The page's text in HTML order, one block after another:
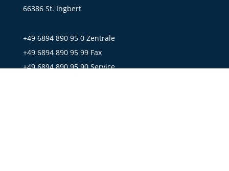
66386 St. Ingbert
+49 6894 890 95 0 Zentrale
+49 6894 890 95 99 Fax
+49 6894 890 95 90 Service